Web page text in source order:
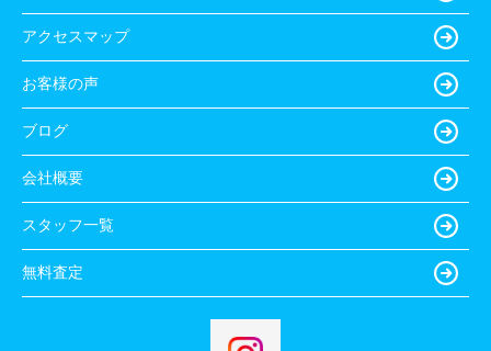
アクセスマップ
お客様の声
ブログ
会社概要
スタッフ一覧
無料査定